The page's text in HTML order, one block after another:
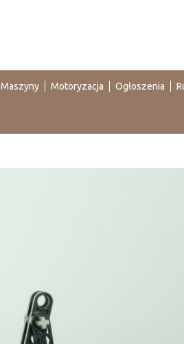
Maszyny Motoryzacja Ogłoszenia